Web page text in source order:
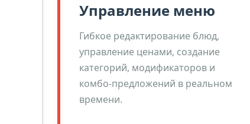
Управление меню
Гибкое редактирование блюд,
управление ценами, создание
категорий, модификаторов и
комбо-предложений в реальном
времени.